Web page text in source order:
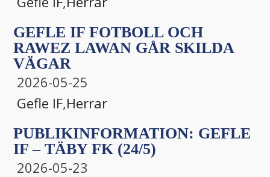
GEFLE IF FOTBOLL OCH
RAWEZ LAWAN GÅR SKILDA
VÄGAR
2026-05-25
Gefle IF,Herrar
PUBLIKINFORMATION: GEFLE
IF – TÄBY FK (24/5)
2026-05-23